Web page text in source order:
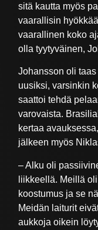
sitä kautta myös
vaarallisin
vaarallinen koko
olla tyytyväinen,
Johansson oli
uusiksi, varsinkin
saattoi tehdä
varovaista.
kertaa
jälkeen myös
– Alku oli
liikkeellä. Meillä
koostumus ja se
Meidän laiturit
aukkoja oikein